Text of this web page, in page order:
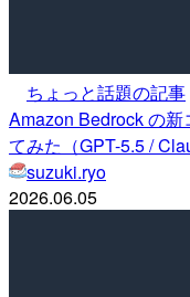
ちょっと話題の記事
Amazon Bedrock の
てみた（GPT-5.5 /
suzuki.ryo
2026.06.05